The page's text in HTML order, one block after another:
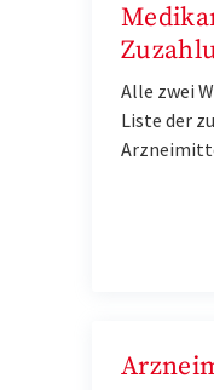
Alle zwei
Liste der